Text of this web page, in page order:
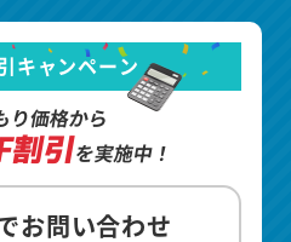
キャンペーン
り価格から
割引を実施中！
お問い合わせ